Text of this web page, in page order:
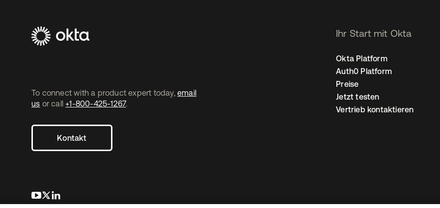
To connect with a product expert today, email
us or call +1-800-425-1267.
Kontakt
wird in einer neuen Registerkarte geöffnet
wird in einer neuen Registerkarte geöffnet
Ihr Start mit Okta
Okta Platform
Auth0 Platform
Preise
Jetzt testen
Vertrieb kontaktieren